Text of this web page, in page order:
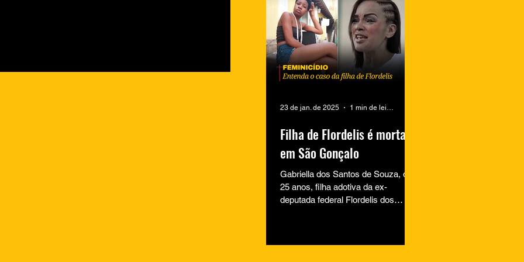
Filha de Flordelis é morta
em São Gonçalo
Gabriella dos Santos de Souza, de
25 anos, filha adotiva da ex-
deputada federal Flordelis dos
23 de jan. de 2025 1 min de leitura